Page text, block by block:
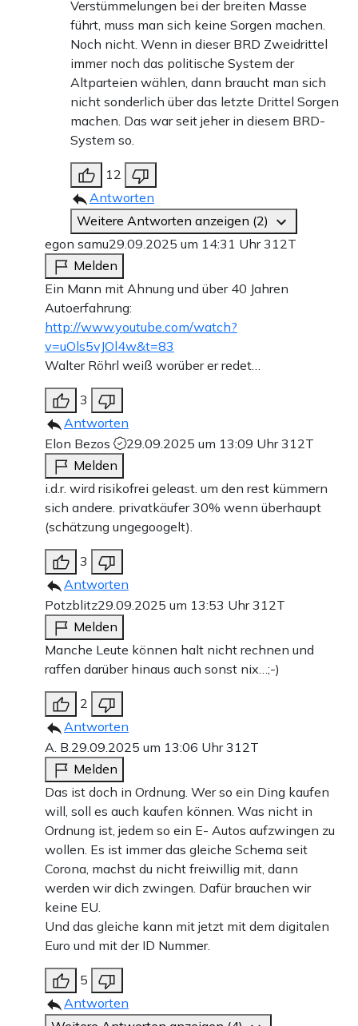
Verstümmelungen bei der breiten Masse
führt, muss man sich keine Sorgen machen.
Noch nicht. Wenn in dieser BRD Zweidrittel
immer noch das politische System der
Altparteien wählen, dann braucht man sich
nicht sonderlich über das letzte Drittel Sorgen
machen. Das war seit jeher in diesem BRD-
System so.
12
Antworten
Weitere Antworten anzeigen (2)
egon samu29.09.2025 um 14:31 Uhr312T
Melden
Ein Mann mit Ahnung und über 40 Jahren
Autoerfahrung:
http://www.youtube.com/watch?
v=uOls5vJOl4w&t=83
Walter Röhrl weiß worüber er redet…
3
Antworten
Elon Bezos
29.09.2025 um 13:09 Uhr312T
Melden
i.d.r. wird risikofrei geleast. um den rest kümmern
sich andere. privatkäufer 30% wenn überhaupt
(schätzung ungegoogelt).
3
Antworten
Potzblitz29.09.2025 um 13:53 Uhr312T
Melden
Manche Leute können halt nicht rechnen und
raffen darüber hinaus auch sonst nix…;-)
2
Antworten
A. B.29.09.2025 um 13:06 Uhr312T
Melden
Das ist doch in Ordnung. Wer so ein Ding kaufen
will, soll es auch kaufen können. Was nicht in
Ordnung ist, jedem so ein E- Autos aufzwingen zu
wollen. Es ist immer das gleiche Schema seit
Corona, machst du nicht freiwillig mit, dann
werden wir dich zwingen. Dafür brauchen wir
keine EU.
Und das gleiche kann mit jetzt mit dem digitalen
Euro und mit der ID Nummer.
5
Antworten